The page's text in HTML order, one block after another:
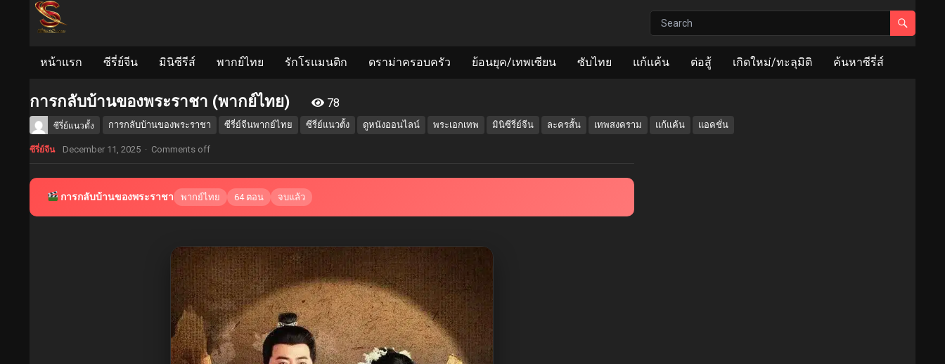
หน้าแรก ซีรี่ย์จีน มินิซีรีส์ พากย์ไทย รักโรแมนติก ดราม่าครอบครัว ย้อนยุค/เทพเซียน ซับไทย แก้แค้น ต่อสู้ เกิดใหม่/ทะลุมิติ ค้นหาซีรี่ส์
การกลับบ้านของพระราชา (พากย์ไทย) 78
ซีรี่ย์แนวตั้ง การกลับบ้านของพระราชา ซีรี่ย์จีนพากย์ไทย ซีรี่ย์แนวตั้ง ดูหนังออนไลน์ พระเอกเทพ มินิซีรี่ย์จีน ละครสั้น เทพสงคราม แก้แค้น แอคชั่น
ซีรี่ย์จีน December 11, 2025 · Comments off
การกลับบ้านของพระราชา พากย์ไทย 64 ตอน จบแล้ว